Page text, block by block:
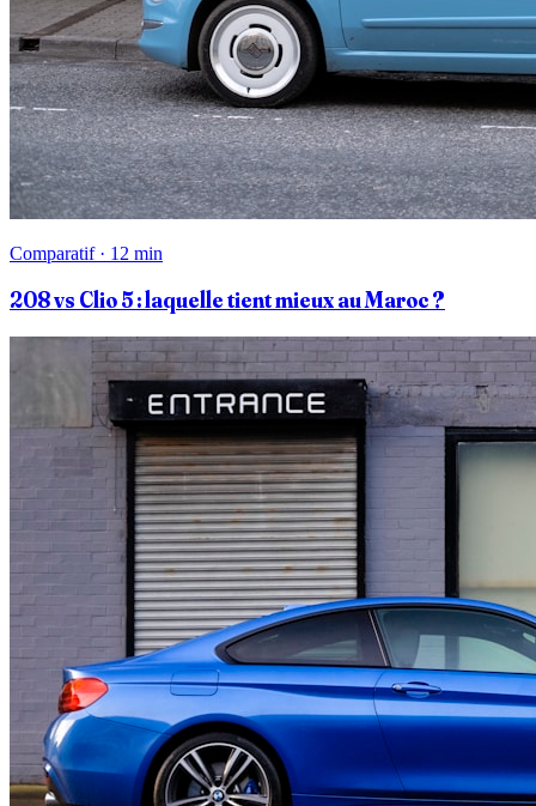
Comparatif · 12 min
208 vs Clio 5 : laquelle tient mieux au Maroc ?